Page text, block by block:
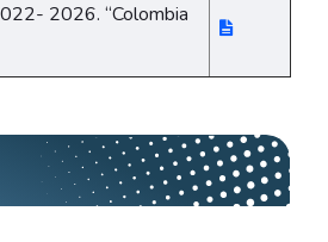
2026. “Colombia